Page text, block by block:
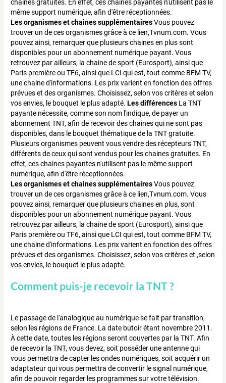
chaines gratuites. En effet, ces chaines payantes n'utilisent pas le
même support numérique, afin d'être réceptionnées.
Les organismes et chaines supplémentairesVous pouvez
trouver un de ces organismes grâce à ce lien,Tvnum.com. Vous
pouvez ainsi, remarquer que plusieurs chaines en plus sont
disponibles pour un abonnement numérique payant. Vous
retrouvez par ailleurs, la chaine de sport (Eurosport), ainsi que
Paris première ou TF6, ainsi que LCI qui est, tout comme BFM TV,
une chaine d'informations. Les prix varient en fonction des offres
prévues et des organismes. Choisissez, selon vos critères et selon
vos envies, le bouquet le plus adapté. Les différences La TNT
payante nécessite, comme son nom l'indique, de payer un
abonnement TNT, afin de recevoir des chaines qui ne sont pas
disponibles, dans le bouquet thématique de la TNT gratuite.
Plusieurs organismes peuvent vous vendre des récepteurs TNT,
différents de ceux qui sont vendus pour les chaines gratuites. En
effet, ces chaines payantes n'utilisent pas le même support
numérique, afin d'être réceptionnées.
Les organismes et chaines supplémentairesVous pouvez
trouver un de ces organismes grâce à ce lien,Tvnum.com. Vous
pouvez ainsi, remarquer que plusieurs chaines en plus, sont
disponibles pour un abonnement numérique payant. Vous
retrouvez par ailleurs, la chaine de sport (Eurosport), ainsi que
Paris première ou TF6, ainsi que LCI qui est, tout comme BFM TV,
une chaine d'informations. Les prix varient en fonction des offres
prévues et des organismes. Choisissez, selon vos critères et ,selon
vos envies, le bouquet le plus adapté.
Comment puis-je recevoir la TNT ?
Le passage de l'analogique au numérique se fait par transition,
selon les régions de France. La date butoir étant novembre 2011.
À cette date, toutes les régions seront couvertes par la TNT. Afin
de recevoir la TNT, vous devez, soit posséder une antenne qui
vous permettra de capter les ondes numériques, soit acquérir un
adaptateur qui vous permettra de convertir le signal numérique,
afin de pouvoir regarder les programmes sur votre télévision.